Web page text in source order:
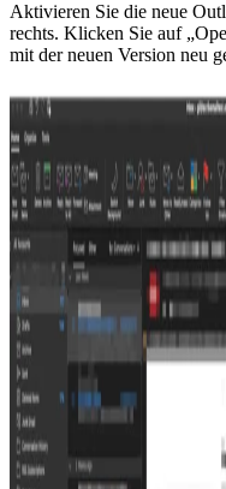
Aktivieren Sie die neue
rechts. Klicken Sie auf
mit der neuen Version neu